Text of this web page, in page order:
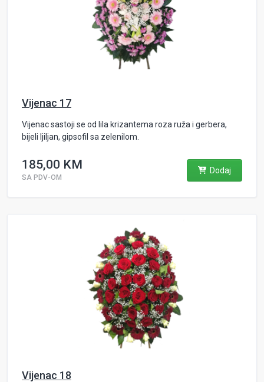
Vijenac 17
Vijenac sastoji se od lila krizantema roza ruža i gerbera,
bijeli ljiljan, gipsofil sa zelenilom.
185,00 KM
SA PDV-OM
Dodaj
Vijenac 18